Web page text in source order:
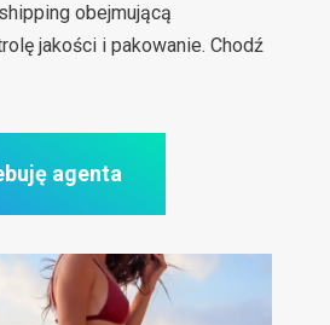
obejmującą
jakości i pakowanie. Chodź
agenta